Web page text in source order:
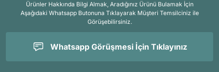
Ürünler Hakkında Bilgi Almak, Aradığınız Ürünü Bulamak İçin
Aşağıdaki Whatsapp Butonuna Tıklayarak Müşteri Temsilciniz ile
Görüşebilirsiniz.
Whatsapp Görüşmesi İçin Tıklayınız